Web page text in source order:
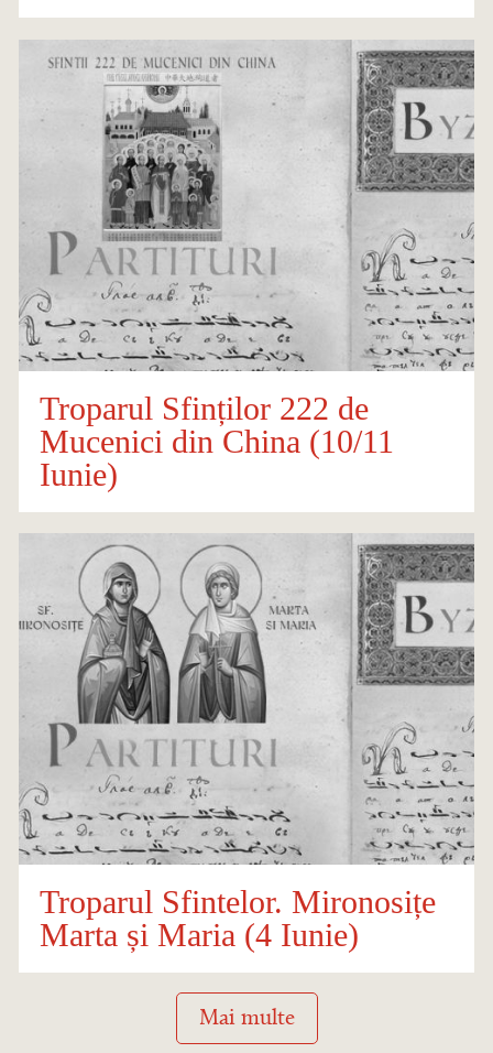
Troparul Sfinților 222 de
Mucenici din China (10/11
Iunie)
Troparul Sfintelor. Mironosițe
Marta și Maria (4 Iunie)
Mai multe